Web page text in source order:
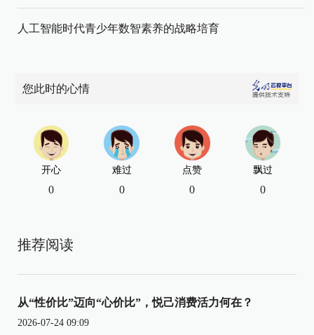
人工智能时代青少年数智素养的战略培育
您此时的心情
开心
0
难过
0
点赞
0
飘过
0
推荐阅读
从“性价比”迈向“心价比”，悦己消费活力何在？
2026-07-24 09:09